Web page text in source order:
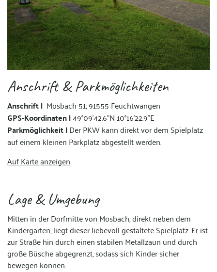
Anschrift & Parkmöglichkeiten
Anschrift | Mosbach 51, 91555 Feuchtwangen
GPS-Koordinaten |49°09'42.6"N 10°16'22.9"E
Parkmöglichkeit |Der PKW kann direkt vor dem Spielplatz
auf einem kleinen Parkplatz abgestellt werden.
Auf Karte anzeigen
Lage & Umgebung
Mitten in der Dorfmitte von Mosbach, direkt neben dem
Kindergarten, liegt dieser liebevoll gestaltete Spielplatz. Er ist
zur Straße hin durch einen stabilen Metallzaun und durch
große Büsche abgegrenzt, sodass sich Kinder sicher
bewegen können.